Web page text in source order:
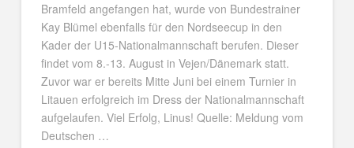
Bramfeld angefangen hat, wurde von Bundestrainer
Kay Blümel ebenfalls für den Nordseecup in den
Kader der U15-Nationalmannschaft berufen. Dieser
findet vom 8.-13. August in Vejen/Dänemark statt.
Zuvor war er bereits Mitte Juni bei einem Turnier in
Litauen erfolgreich im Dress der Nationalmannschaft
aufgelaufen. Viel Erfolg, Linus! Quelle: Meldung vom
Deutschen …